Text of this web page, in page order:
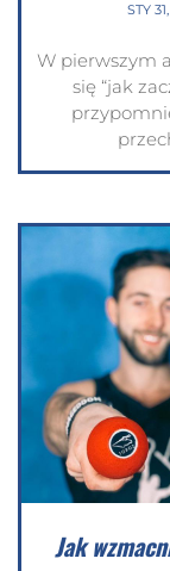
STY
W pierwszym
się “jak
Jak